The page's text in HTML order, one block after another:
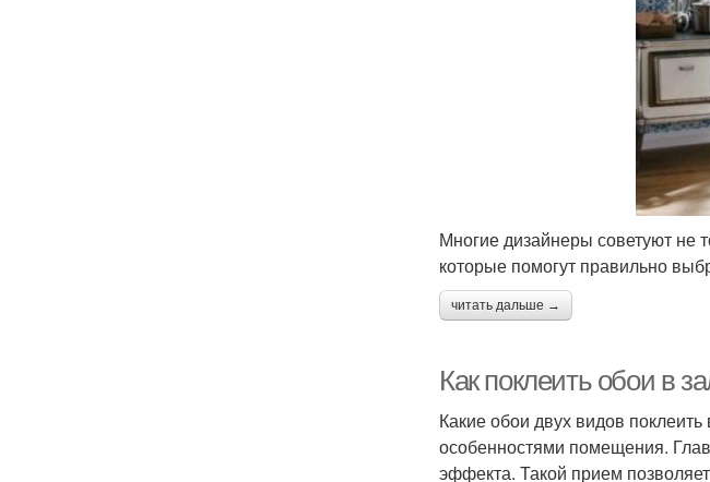
Многие дизайнеры советуют не
которые помогут правильно
читать дальше →
Как поклеить обои в
Какие обои двух видов
особенностями помещения.
эффекта. Такой прием